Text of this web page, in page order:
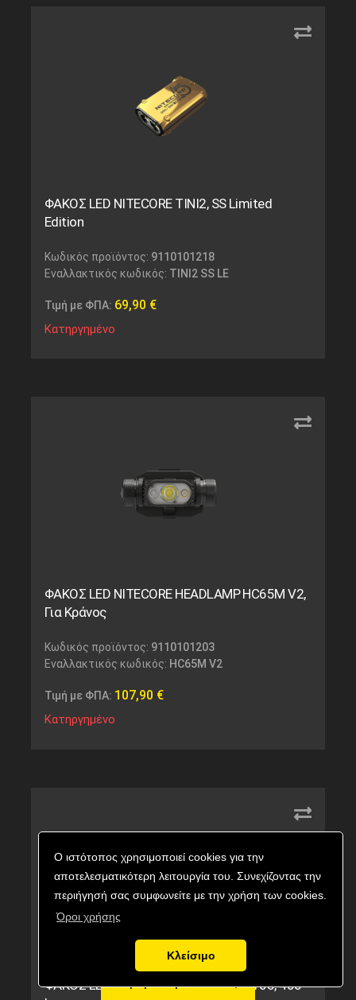
Ο ιστότοπος χρησιμοποιεί cookies για την
αποτελεσματικότερη λειτουργία του. Συνεχίζοντας την
περιήγησή σας συμφωνείτε με την χρήση των cookies.
Όροι χρήσης
Κλείσιμο
ΦΑΚΟΣ LED NITECORE TINI2, SS Limited
Edition
Κωδικός προϊόντος: 9110101218
Εναλλακτικός κωδικός: TINI2 SS LE
Τιμή με ΦΠΑ: 69,90 €
Κατηργημένο
ΦΑΚΟΣ LED NITECORE HEADLAMP HC65M V2,
Για Κράνος
Κωδικός προϊόντος: 9110101203
Εναλλακτικός κωδικός: HC65M V2
Τιμή με ΦΠΑ: 107,90 €
Κατηργημένο
ΦΑΚΟΣ LED NITECORE HEADLAMP UT05, 400